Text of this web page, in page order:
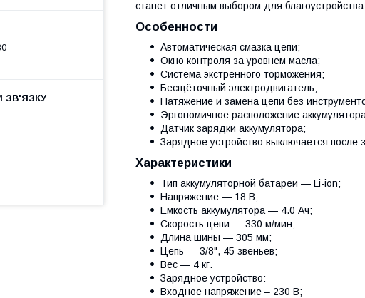
станет отличным выбором для благоустройства
Особенности
Автоматическая смазка цепи;
Окно контроля за уровнем масла;
Система экстренного торможения;
Бесщёточный электродвигатель;
Натяжение и замена цепи без
Эргономичное расположение
Датчик зарядки аккумулятора;
Зарядное устройство выключается после
Характеристики
Тип аккумуляторной батареи — Li-ion;
Напряжение — 18 В;
Емкость аккумулятора — 4.0 Ач;
Скорость цепи — 330 м/мин;
Длина шины — 305 мм;
Цепь — 3/8", 45 звеньев;
Вес — 4 кг.
Зарядное устройство:
Входное напряжение – 230 В;